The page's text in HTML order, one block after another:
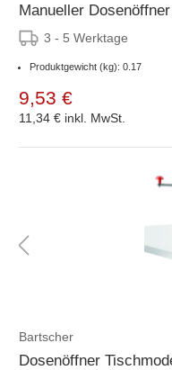
Manueller Dosenöffner
3 - 5 Werktage
Produktgewicht (kg): 0.17
9,53 €
11,34 € inkl. MwSt.
Bartscher
Dosenöffner